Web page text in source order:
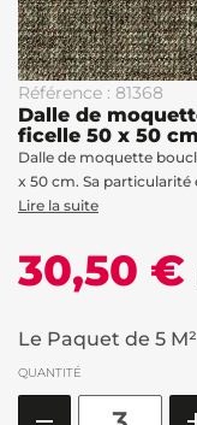
Référence : 81368
Dalle de
ficelle 50 x 50 cm
Dalle de moquette
x 50 cm. Sa particularité
Lire la suite
30,50 €
Le Paquet de 5 M²
QUANTITÉ